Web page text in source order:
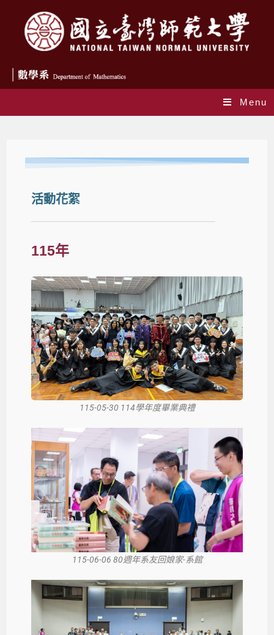
Menu
活動花絮
115年
115-05-30 114學年度畢業典禮
115-06-06 80週年系友回娘家-系館